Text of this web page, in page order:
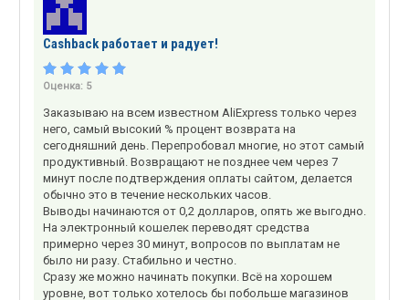
Cashback работает и радует!
Оценка: 5
Заказываю на всем известном AliExpress только через
него, самый высокий % процент возврата на
сегодняшний день. Перепробовал многие, но этот самый
продуктивный. Возвращают не позднее чем через 7
минут после подтверждения оплаты сайтом, делается
обычно это в течение нескольких часов.
Выводы начинаются от 0,2 долларов, опять же выгодно.
На электронный кошелек переводят средства
примерно через 30 минут, вопросов по выплатам не
было ни разу. Стабильно и честно.
Сразу же можно начинать покупки. Всё на хорошем
уровне, вот только хотелось бы побольше магазинов